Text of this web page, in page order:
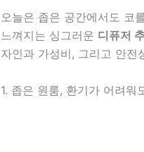
오늘은 좁은 공간에서도 코
느껴지는 싱그러운 디퓨저
자인과 가성비, 그리고 안전
1. 좁은 원룸, 환기가 어려워